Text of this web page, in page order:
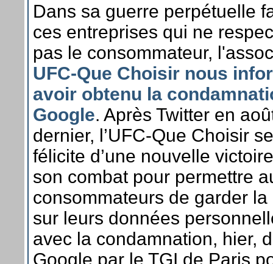
Dans sa guerre perpétuelle
ces entreprises qui ne
pas le consommateur,
UFC-Que Choisir nous
avoir obtenu la
Google. Après Twitter en
dernier, l’UFC-Que Choisir se
félicite d’une nouvelle
son combat pour permettre
consommateurs de garder la
sur leurs données
avec la condamnation, hier,
Google par le TGI de Paris